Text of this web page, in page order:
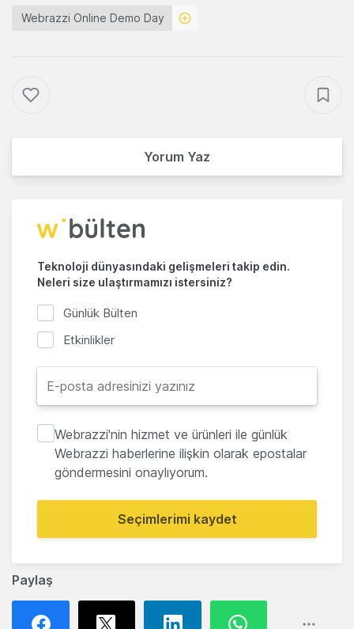
Paylaş
Webrazzi Online Demo Day
Yorum Yaz
Teknoloji dünyasındaki gelişmeleri takip edin.
Neleri size ulaştırmamızı istersiniz?
Günlük Bülten
Etkinlikler
Webrazzi'nin hizmet ve ürünleri ile günlük
Webrazzi haberlerine ilişkin olarak epostalar
göndermesini onaylıyorum.
Seçimlerimi kaydet